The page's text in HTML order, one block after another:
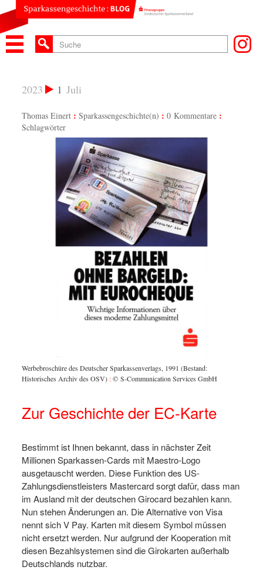
1 Juli
2023
Thomas Einert Sparkassengeschichte(n)
0 Kommentare
Schlagwörter
Werbebroschüre des Deutscher Sparkassenverlags, 1991 (Bestand:
Historisches Archiv des OSV) :© S-Communication Services GmbH
Zur Geschichte der EC-Karte
Bestimmt ist Ihnen bekannt, dass in nächster Zeit
Millionen Sparkassen-Cards mit Maestro-Logo
ausgetauscht werden. Diese Funktion des US-
Zahlungsdienstleisters Mastercard sorgt dafür, dass man
im Ausland mit der deutschen Girocard bezahlen kann.
Nun stehen Änderungen an. Die Alternative von Visa
nennt sich V Pay. Karten mit diesem Symbol müssen
nicht ersetzt werden. Nur aufgrund der Kooperation mit
diesen Bezahlsystemen sind die Girokarten außerhalb
Deutschlands nutzbar.